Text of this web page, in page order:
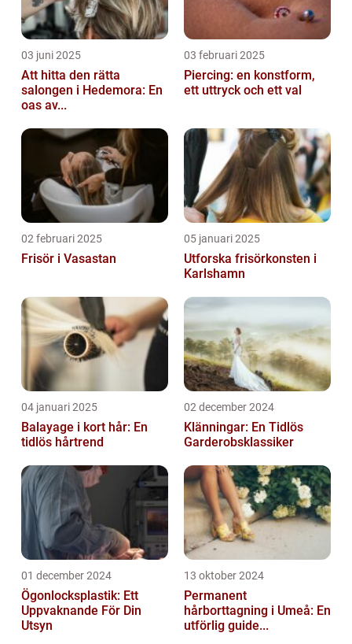
03 juni 2025
Att hitta den rätta
salongen i Hedemora: En
oas av...
03 februari 2025
Piercing: en konstform,
ett uttryck och ett val
02 februari 2025
Frisör i Vasastan
05 januari 2025
Utforska frisörkonsten i
Karlshamn
04 januari 2025
Balayage i kort hår: En
tidlös hårtrend
02 december 2024
Klänningar: En Tidlös
Garderobsklassiker
01 december 2024
Ögonlocksplastik: Ett
Uppvaknande För Din
Utsyn
13 oktober 2024
Permanent
hårborttagning i Umeå: En
utförlig guide...